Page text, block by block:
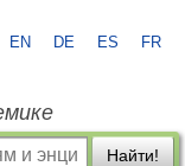
EN DE ES FR
Найти!